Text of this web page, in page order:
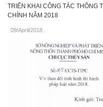
TRIỂN KHAI CÔNG TÁC THÔNG
CHÍNH NĂM 2018
09/April/2018